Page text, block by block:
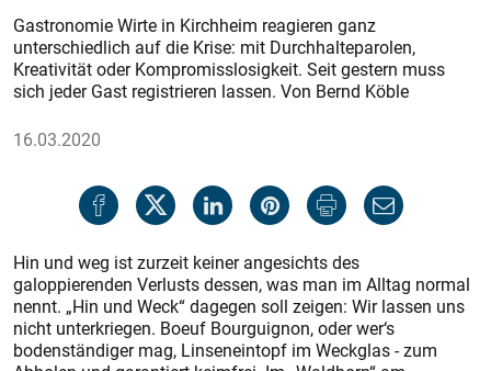
Gastronomie Wirte in Kirchheim reagieren ganz
unterschiedlich auf die Krise: mit Durchhalteparolen,
Kreativität oder Kompromisslosigkeit. Seit gestern muss
sich jeder Gast registrieren lassen. Von Bernd Köble
16.03.2020
Hin und weg ist zurzeit keiner angesichts des
galoppierenden Verlusts dessen, was man im Alltag normal
nennt. „Hin und Weck“ dagegen soll zeigen: Wir lassen uns
nicht unterkriegen. Boeuf Bourguignon, oder wer‘s
bodenständiger mag, Linseneintopf im Weckglas - zum